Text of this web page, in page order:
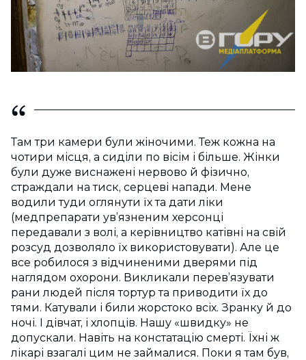
Там три камери були жіночими. Теж кожна на
чотири місця, а сиділи по вісім і більше. Жінки
були дуже виснажені нервово й фізично,
страждали на тиск, серцеві напади. Мене
водили туди оглянути їх та дати ліки
(медпрепарати ув’язненим херсонці
передавали з волі, а керівництво катівні на свій
розсуд дозволяло їх використовувати). Але це
все робилося з відчиненими дверями під
наглядом охорони. Викликали перев’язувати
рани людей після тортур та приводити їх до
тями. Катували і били жорстоко всіх. Зранку й до
ночі. І дівчат, і хлопців. Нашу «швидку» не
допускали. Навіть на констатацію смерті. Їхні ж
лікарі взагалі цим не займалися. Поки я там був,